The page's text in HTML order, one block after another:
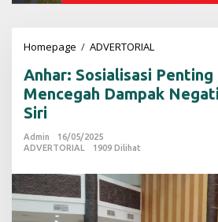
Homepage / ADVERTORIAL
h
a
r
i
Anhar: Sosialisasi
Mencegah Dampak
Siri
Admin
16/05/2025
ADVERTORIAL
1909 Dilihat